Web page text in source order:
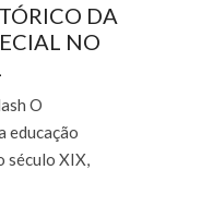
DA
NO
O
educação
século XIX,